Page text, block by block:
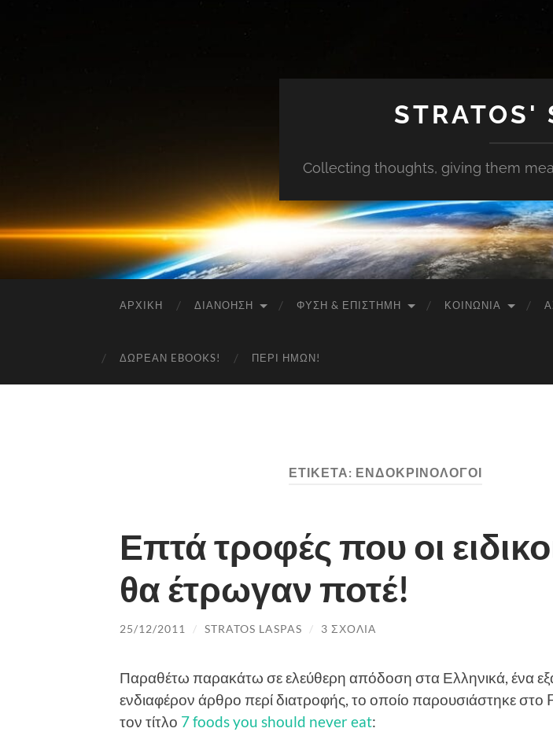
STRATOS'
Collecting thoughts, giving them
ΑΡΧΙΚΉ ΔΙΑΝΌΗΣΗ ΦΎΣΗ & ΕΠΙΣΤΉΜΗ ΚΟΙΝΩΝΊΑ
ΔΩΡΕΆΝ EBOOKS! ΠΕΡΊ ΗΜΏΝ!
ΕΤΙΚΈΤΑ: ΕΝΔΟΚΡΙΝΟΛΌΓΟΙ
Επτά τροφές που οι
θα έτρωγαν ποτέ!
25/12/2011 / STRATOS LASPAS / 3 ΣΧΌΛΙΑ
Παραθέτω παρακάτω σε ελεύθερη απόδοση στα Ελληνικά, ένα
ενδιαφέρον άρθρο περί διατροφής, το οποίο παρουσιάστηκε στο
τον τίτλο 7 foods you should never eat: